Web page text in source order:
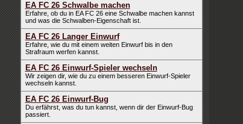
EA FC 26 Schwalbe machen
Erfahre, ob du in EA FC 26 eine Schwalbe machen kannst
und was die Schwalben-Eigenschaft ist.
EA FC 26 Langer Einwurf
Erfahre, wie du mit einem weiten Einwurf bis in den
Strafraum werfen kannst.
EA FC 26 Einwurf-Spieler wechseln
Wir zeigen dir, wie du zu einem besseren Einwurf-Spieler
wechseln kannst.
EA FC 26 Einwurf-Bug
Du erfährst, was du tun kannst, wenn dir der Einwurf-Bug
passiert.